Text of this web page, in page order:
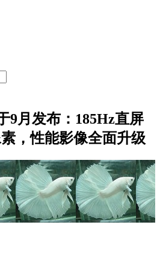
9月发布：185Hz直屏
，性能影像全面升级